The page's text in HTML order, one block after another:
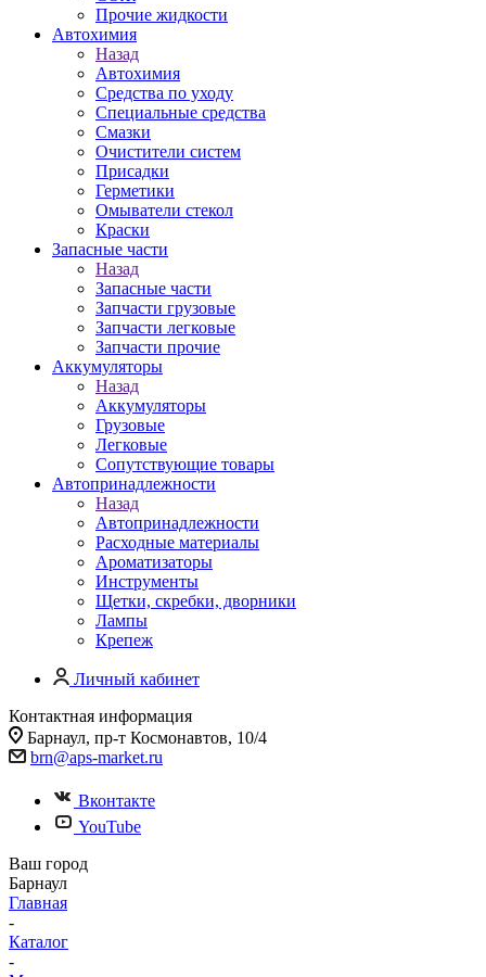
Прочие жидкости
Автохимия
Назад
Автохимия
Средства по уходу
Специальные средства
Смазки
Очистители систем
Присадки
Герметики
Омыватели стекол
Краски
Запасные части
Назад
Запасные части
Запчасти грузовые
Запчасти легковые
Запчасти прочие
Аккумуляторы
Назад
Аккумуляторы
Грузовые
Легковые
Сопутствующие товары
Автопринадлежности
Назад
Автопринадлежности
Расходные материалы
Ароматизаторы
Инструменты
Щетки, скребки, дворники
Лампы
Крепеж
Личный кабинет
Контактная информация
Барнаул, пр-т Космонавтов, 10/4
brn@aps-market.ru
Вконтакте
YouTube
Ваш город
Барнаул
Главная
-
Каталог
-